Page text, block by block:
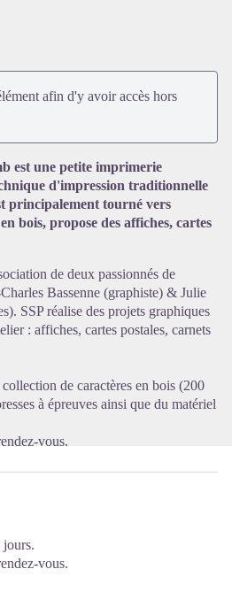
Voir l'image en plein écran
afin d'y avoir accès hors
est une petite imprimerie
d'impression traditionnelle
principalement tourné vers
bois, propose des affiches, cartes
de deux passionnés de
Bassenne (graphiste) & Julie
SSP réalise des projets graphiques
: affiches, cartes postales, carnets
de caractères en bois (200
à épreuves ainsi que du matériel
vous.
jours.
vous.